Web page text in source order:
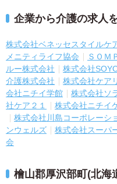
企業から介護の求人
株式会社ベネッセスタイルケ
メニティライフ協会
ＳＯＭ
ルー株式会社
株式会社
介護株式会社
株式会社ケア
会社ニチイ学館
株式会社ソ
社ケア２１
株式会社ニチイ
株式会社川島コーポレーシ
ンウェルズ
株式会社スーパ
会
檜山郡厚沢部町(北海